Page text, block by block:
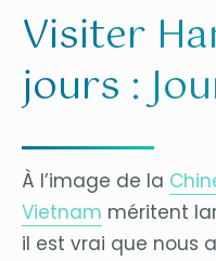
Visiter
jours :
À l’image de la
Vietnam méritent
il est vrai que nous